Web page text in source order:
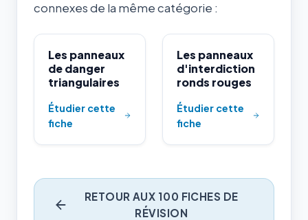
connexes de la même catégorie :
Les panneaux
de danger
triangulaires
Étudier cette
fiche
Les panneaux
d'interdiction
ronds rouges
Étudier cette
fiche
RETOUR AUX 100 FICHES DE
RÉVISION